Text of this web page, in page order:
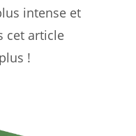
intense et
cet article
!